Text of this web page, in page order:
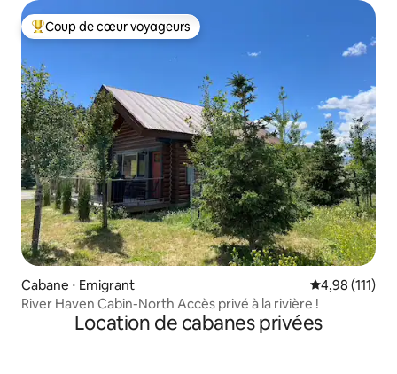
Coups de cœur voyageurs les plus appréciés
Coup de cœur voyageurs
Cabane ⋅ Emigrant Évaluation
4,98 (111)
River Haven Cabin-North Accès privé à la rivière !
Location de cabanes privées